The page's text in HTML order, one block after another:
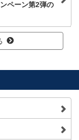
ペーン第2弾の